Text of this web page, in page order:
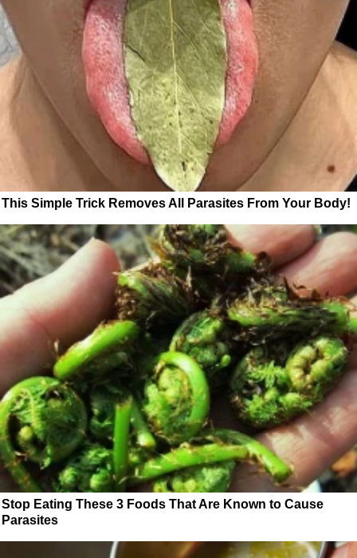
This Simple Trick Removes All Parasites From Your Body!
Stop Eating These 3 Foods That Are Known to Cause
Parasites